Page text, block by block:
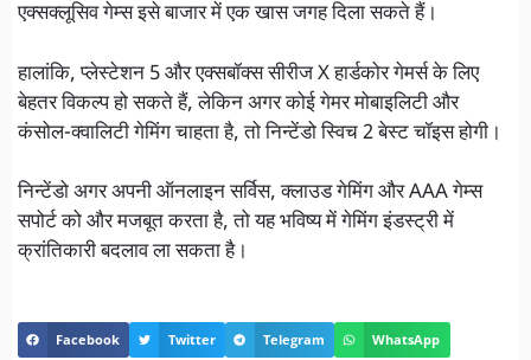
एक्सक्लूसिव गेम्स इसे बाजार में एक खास जगह दिला सकते हैं।
हालांकि, प्लेस्टेशन 5 और एक्सबॉक्स सीरीज X हार्डकोर गेमर्स के लिए
बेहतर विकल्प हो सकते हैं, लेकिन अगर कोई गेमर मोबाइलिटी और
कंसोल-क्वालिटी गेमिंग चाहता है, तो निन्टेंडो स्विच 2 बेस्ट चॉइस होगी।
निन्टेंडो अगर अपनी ऑनलाइन सर्विस, क्लाउड गेमिंग और AAA गेम्स
सपोर्ट को और मजबूत करता है, तो यह भविष्य में गेमिंग इंडस्ट्री में
क्रांतिकारी बदलाव ला सकता है।
Facebook Twitter Telegram WhatsApp